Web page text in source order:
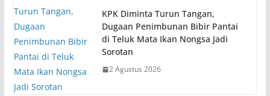
KPK Diminta Turun Tangan,
Dugaan Penimbunan Bibir Pantai
di Teluk Mata Ikan Nongsa Jadi
Sorotan
2 Agustus 2026